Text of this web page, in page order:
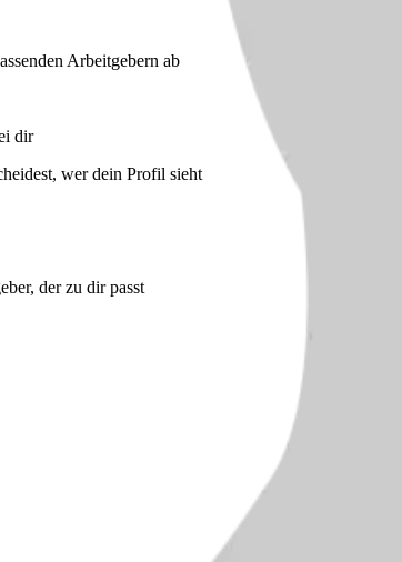
Arbeitgebern ab
dir
wer dein Profil sieht
der zu dir passt